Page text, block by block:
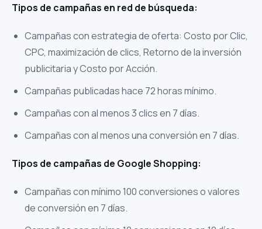
Tipos de campañas en red de búsqueda:
Campañas con estrategia de oferta: Costo por Clic,
CPC, maximización de clics, Retorno de la inversión
publicitaria y Costo por Acción.
Campañas publicadas hace 72 horas mínimo.
Campañas con al menos 3 clics en 7 días.
Campañas con al menos una conversión en 7 días.
Tipos de campañas de Google Shopping:
Campañas con mínimo 100 conversiones o valores
de conversión en 7 días.